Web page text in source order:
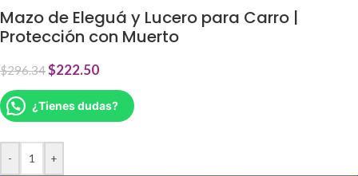
Mazo de Eleguá y Lucero para Carro |
Protección con Muerto
$296.34$222.50
¿Tienes dudas?
- +